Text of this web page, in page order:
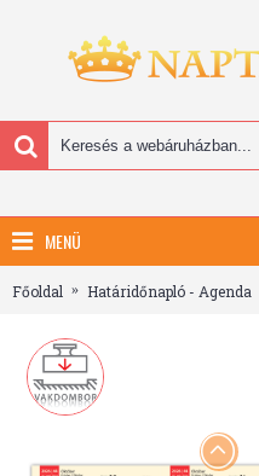
MENÜ
Főoldal Határidőnapló - Agenda